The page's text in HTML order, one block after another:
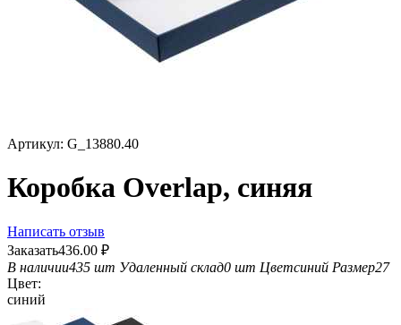
Артикул: G_13880.40
Коробка Overlap, синяя
Написать отзыв
Заказать436.00 ₽
В наличии435 шт Удаленный склад0 шт Цветсиний Размер27
Цвет:
синий